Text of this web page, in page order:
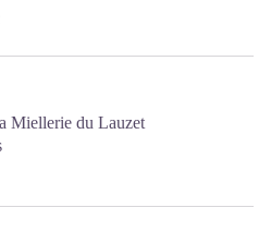
Miellerie du Lauzet